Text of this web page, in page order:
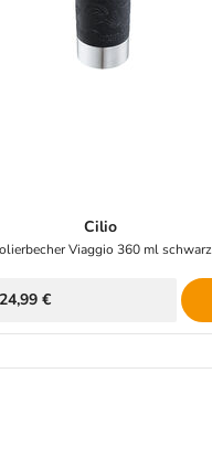
Cilio
Viaggio 360 ml schwarz
24,99 €